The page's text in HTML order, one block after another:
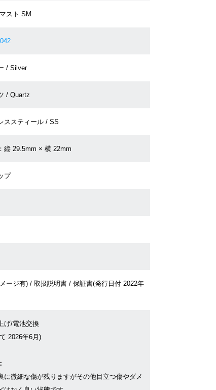
スト SM
/ Silver
/ Quartz
ススティール / SS
縦 29.5mm × 横 22mm
プ
ージ有) / 取扱説明書 / 保証書(発行日付 2022年
げ/電池交換
2026年6月)
に微細な傷が残りますがその他目立つ傷やダメ